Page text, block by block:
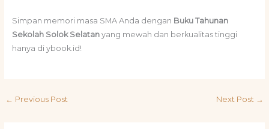
Simpan memori masa SMA Anda dengan Buku Tahunan
Sekolah Solok Selatanyang mewah dan berkualitas tinggi
hanya di ybook.id!
← Previous Post Next Post →